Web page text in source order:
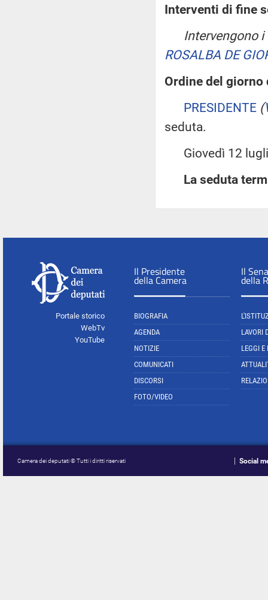
Interventi di fine
Intervengono
ROSALBA DE
Ordine del giorno
PRESIDENTE (
seduta.
Giovedì 12
La seduta
Portale storico
WebTv
YouTube
Il Presidente
della Camera
BIOGRAFIA
AGENDA
NOTIZIE
COMUNICATI
DISCORSI
FOTO/VIDEO
Il
della
LAVORI
LEGGI E
Camera dei deputati © Tutti i diritti riservati Social